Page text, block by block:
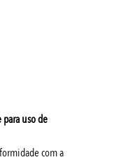
uso de
com a